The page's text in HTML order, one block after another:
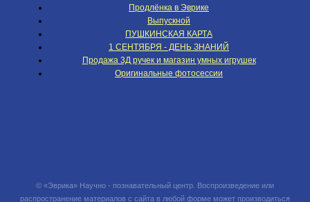
Продлёнка в Эврике
Выпускной
ПУШКИНСКАЯ КАРТА
1 СЕНТЯБРЯ - ДЕНЬ ЗНАНИЙ
Продажа 3Д ручек и магазин умных игрушек
Оригинальные фотосессии
© «Эврика» Научно - познавательный центр. Воспроизведение или
распространение материалов с сайта в любой форме может производиться